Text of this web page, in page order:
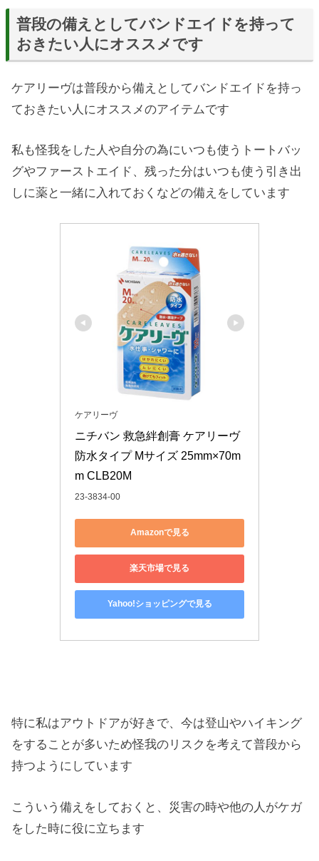
普段の備えとしてバンドエイドを持って
おきたい人にオススメです
ケアリーヴは普段から備えとしてバンドエイドを持っ
ておきたい人にオススメのアイテムです
私も怪我をした人や自分の為にいつも使うトートバッ
グやファーストエイド、残った分はいつも使う引き出
しに薬と一緒に入れておくなどの備えをしています
ケアリーヴ
ニチバン 救急絆創膏 ケアリーヴ
防水タイプ Mサイズ 25mm×70m
m CLB20M
23-3834-00
Amazonで見る
楽天市場で見る
Yahoo!ショッピングで見る
特に私はアウトドアが好きで、今は登山やハイキング
をすることが多いため怪我のリスクを考えて普段から
持つようにしています
こういう備えをしておくと、災害の時や他の人がケガ
をした時に役に立ちます